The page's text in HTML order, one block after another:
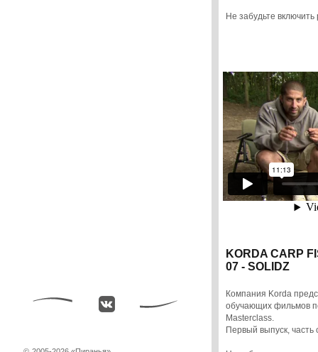
Не забудьте включить
KORDA CARP
07 - SOLIDZ
Компания Korda
обучающих фильмов
Masterclass.
Первый выпуск,